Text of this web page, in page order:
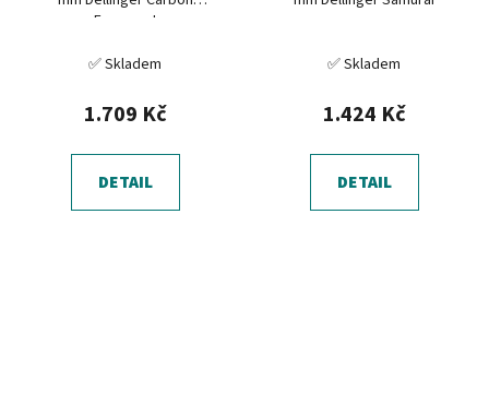
Fragment
✅ Skladem
1.709 Kč
DETAIL
✅ Skladem
1.424 Kč
DETAIL